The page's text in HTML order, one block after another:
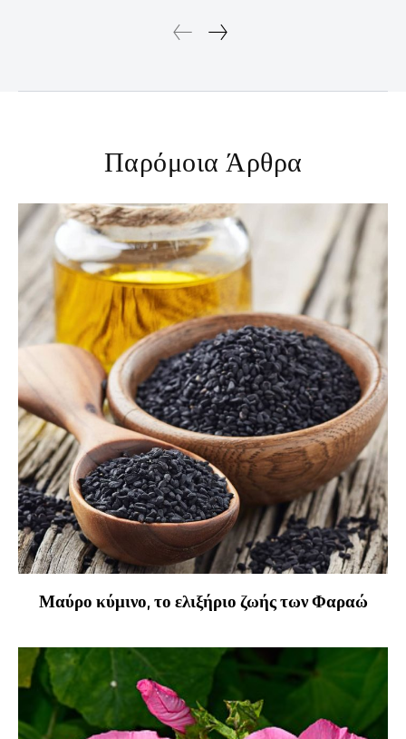
Παρόμοια Άρθρα
Μαύρο κύμινο, το ελιξήριο ζωής των Φαραώ